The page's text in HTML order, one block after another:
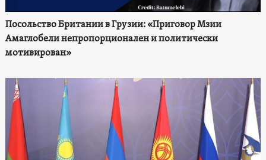
Посольство Британии в Грузии: «Приговор Мзии
Амаглобели непропорционален и политически
мотивирован»